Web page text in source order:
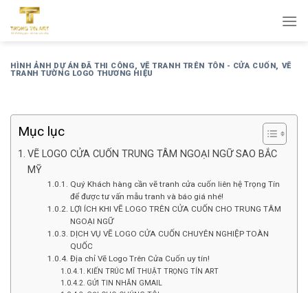
qua
dungHÌNH ẢNH DỰ ÁN ĐÃ THI CÔNG, VẼ TRANH TRÊN TÔN - CỬA CUỐN, VẼ
TRANH TƯỜNG LOGO THƯƠNG HIỆU
Mục lục
VẼ LOGO CỬA CUỐN TRUNG TÂM NGOẠI NGỮ SAO BẮC
MỸ
Quý Khách hàng cần vẽ tranh cửa cuốn liên hệ Trọng Tín
để được tư vấn mẫu tranh và báo giá nhé!
LỢI ÍCH KHI VẼ LOGO TRÊN CỬA CUỐN CHO TRUNG TÂM
NGOẠI NGỮ
DỊCH VỤ VẼ LOGO CỬA CUỐN CHUYÊN NGHIỆP TOÀN
QUỐC
Địa chỉ Vẽ Logo Trên Cửa Cuốn uy tín!
KIẾN TRÚC MĨ THUẬT TRỌNG TÍN ART
GỬI TIN NHẮN GMAIL